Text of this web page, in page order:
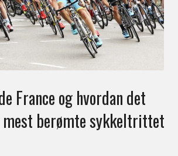
France og hvordan det
berømte sykkeltrittet